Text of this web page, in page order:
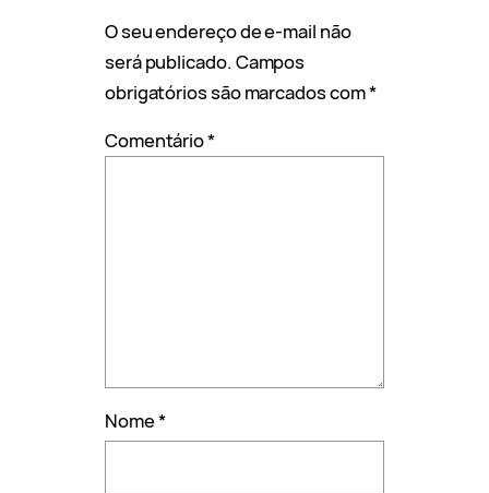
O seu endereço de e-mail não
será publicado. Campos
obrigatórios são marcados com*
Comentário*
Nome*